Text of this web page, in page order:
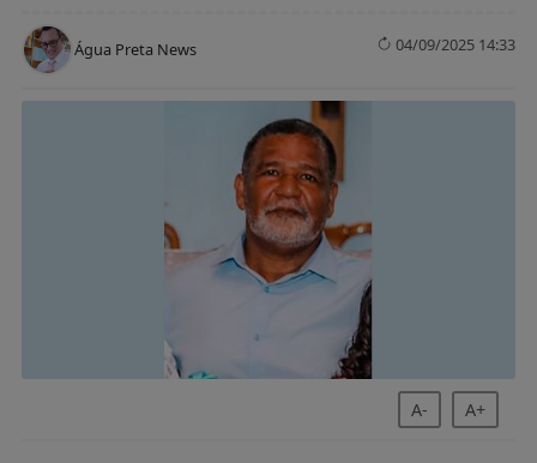
Água Preta News 04/09/2025 14:33
A- A+